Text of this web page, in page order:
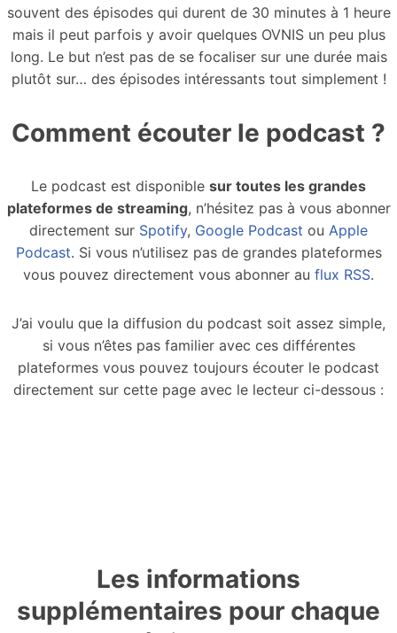
souvent des épisodes qui durent de 30 minutes à 1 heure
mais il peut parfois y avoir quelques OVNIS un peu plus
long. Le but n’est pas de se focaliser sur une durée mais
plutôt sur… des épisodes intéressants tout simplement !
Comment écouter le podcast ?
Le podcast est disponible sur toutes les grandes
plateformes de streaming, n’hésitez pas à vous abonner
directement sur Spotify, Google Podcast ou Apple
Podcast. Si vous n’utilisez pas de grandes plateformes
vous pouvez directement vous abonner au flux RSS.
J’ai voulu que la diffusion du podcast soit assez simple,
si vous n’êtes pas familier avec ces différentes
plateformes vous pouvez toujours écouter le podcast
directement sur cette page avec le lecteur ci-dessous :
InformationLes informations
supplémentaires pour chaque